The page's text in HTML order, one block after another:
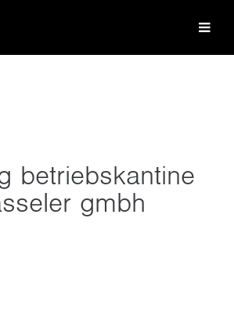
betriebskantine
gmbh